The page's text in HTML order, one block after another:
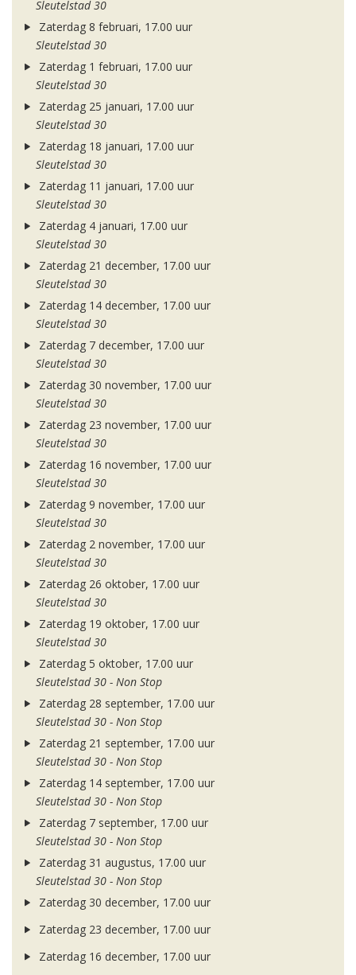
Sleutelstad 30
Zaterdag 8 februari, 17.00 uur
Sleutelstad 30
Zaterdag 1 februari, 17.00 uur
Sleutelstad 30
Zaterdag 25 januari, 17.00 uur
Sleutelstad 30
Zaterdag 18 januari, 17.00 uur
Sleutelstad 30
Zaterdag 11 januari, 17.00 uur
Sleutelstad 30
Zaterdag 4 januari, 17.00 uur
Sleutelstad 30
Zaterdag 21 december, 17.00 uur
Sleutelstad 30
Zaterdag 14 december, 17.00 uur
Sleutelstad 30
Zaterdag 7 december, 17.00 uur
Sleutelstad 30
Zaterdag 30 november, 17.00 uur
Sleutelstad 30
Zaterdag 23 november, 17.00 uur
Sleutelstad 30
Zaterdag 16 november, 17.00 uur
Sleutelstad 30
Zaterdag 9 november, 17.00 uur
Sleutelstad 30
Zaterdag 2 november, 17.00 uur
Sleutelstad 30
Zaterdag 26 oktober, 17.00 uur
Sleutelstad 30
Zaterdag 19 oktober, 17.00 uur
Sleutelstad 30
Zaterdag 5 oktober, 17.00 uur
Sleutelstad 30 - Non Stop
Zaterdag 28 september, 17.00 uur
Sleutelstad 30 - Non Stop
Zaterdag 21 september, 17.00 uur
Sleutelstad 30 - Non Stop
Zaterdag 14 september, 17.00 uur
Sleutelstad 30 - Non Stop
Zaterdag 7 september, 17.00 uur
Sleutelstad 30 - Non Stop
Zaterdag 31 augustus, 17.00 uur
Sleutelstad 30 - Non Stop
Zaterdag 30 december, 17.00 uur
Zaterdag 23 december, 17.00 uur
Zaterdag 16 december, 17.00 uur